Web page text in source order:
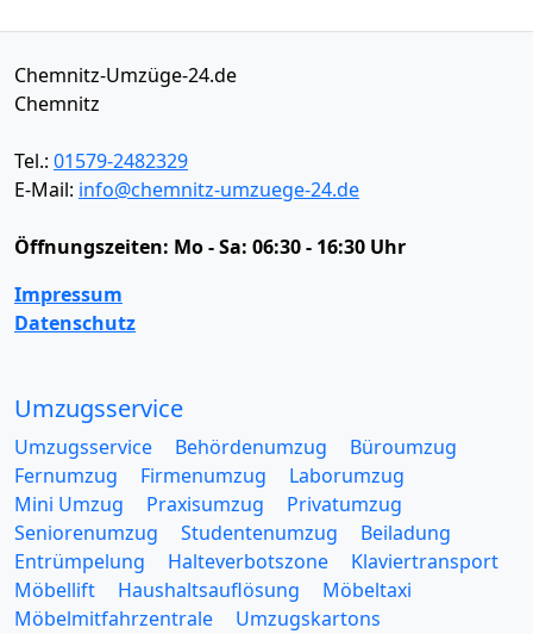
Chemnitz-Umzüge-24.de
Chemnitz
Tel.: 01579-2482329
E-Mail: info@chemnitz-umzuege-24.de
Öffnungszeiten: Mo - Sa: 06:30 - 16:30 Uhr
Impressum
Datenschutz
Umzugsservice
Umzugsservice Behördenumzug
Büroumzug
Fernumzug
Firmenumzug
Laborumzug
Mini Umzug
Praxisumzug
Privatumzug
Seniorenumzug
Studentenumzug
Beiladung
Entrümpelung
Halteverbotszone
Klaviertransport
Möbellift
Haushaltsauflösung
Möbeltaxi
Möbelmitfahrzentrale
Umzugskartons